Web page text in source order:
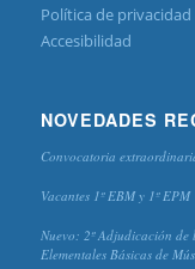
Política de privacidad
Accesibilidad
NOVEDADES
Convocatoria
Vacantes 1º EBM y 1º EPM
Nuevo: 2º Adjudicación de
Elementales Básicas de